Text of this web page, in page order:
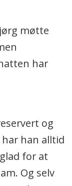
møtte
har
og
han alltid
for at
Og selv